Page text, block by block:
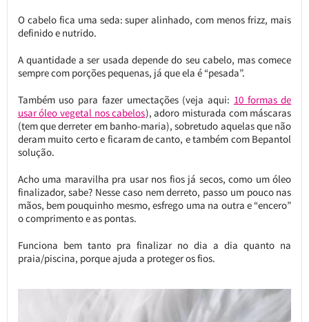
O cabelo fica uma seda: super alinhado, com menos frizz, mais
definido e nutrido.
A quantidade a ser usada depende do seu cabelo, mas comece
sempre com porções pequenas, já que ela é “pesada”.
Também uso para fazer umectações (veja aqui: 10 formas de
usar óleo vegetal nos cabelos), adoro misturada com máscaras
(tem que derreter em banho-maria), sobretudo aquelas que não
deram muito certo e ficaram de canto, e também com Bepantol
solução.
Acho uma maravilha pra usar nos fios já secos, como um óleo
finalizador, sabe? Nesse caso nem derreto, passo um pouco nas
mãos, bem pouquinho mesmo, esfrego uma na outra e “encero”
o comprimento e as pontas.
Funciona bem tanto pra finalizar no dia a dia quanto na
praia/piscina, porque ajuda a proteger os fios.